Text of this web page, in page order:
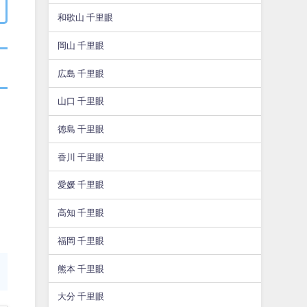
和歌山 千里眼
岡山 千里眼
広島 千里眼
山口 千里眼
徳島 千里眼
香川 千里眼
愛媛 千里眼
高知 千里眼
福岡 千里眼
熊本 千里眼
大分 千里眼